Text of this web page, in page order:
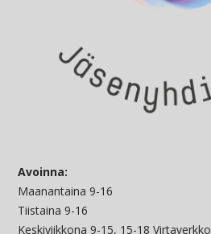
Avoinna:
Maanantaina 9-16
Tiistaina 9-16
Keskiviikkona 9-15, 15-18 Virtaverkko